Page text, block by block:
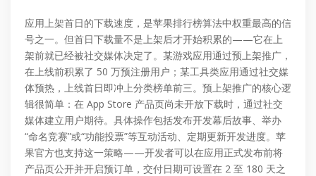
应用上架首日的下载速度，是苹果排行榜算法中权重最高的信
号之一。但首日下载量不是上架后才开始积累的——它在上
架前就已经被社交媒体决定了。某游戏应用通过预上架推广，
在上线前积累了 50 万预注册用户；某工具类应用通过社交媒
体预热，上线首日即冲上分类榜单前三。预上架推广的核心逻
辑很简单：在 App Store 产品页尚未开放下载时，通过社交
媒体建立用户期待。具体操作包括发布开发幕后故事、举办
“命名竞赛”或“功能投票”等互动活动、定期更新开发进度。苹
果官方也支持这一策略——开发者可以在应用正式发布前将
产品页公开并开启预订单，交付日期可设置在 2 至 180 天之